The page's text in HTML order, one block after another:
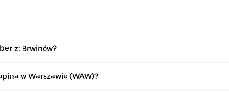
z: Brwinów?
w Warszawie (WAW)?